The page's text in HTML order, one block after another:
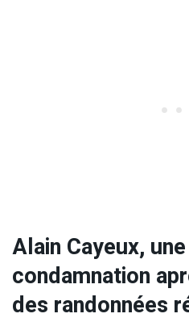
Alain Cayeux,
condamnation
des randonnées